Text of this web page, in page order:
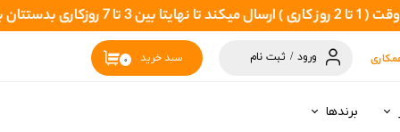
برندها
۰ سبد خرید ورود / ثبت نام